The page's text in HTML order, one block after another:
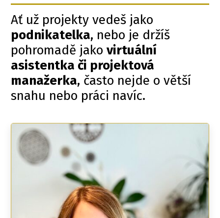
Ať už projekty vedeš jako
podnikatelka, nebo je držíš
pohromadě jakovirtuální
asistentka či projektová
manažerka, často nejde o větší
snahu nebo práci navíc.